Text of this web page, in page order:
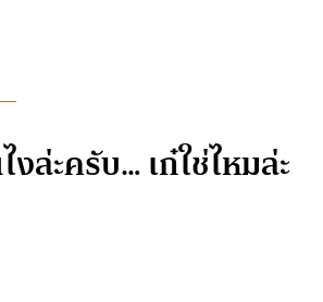
ล่ะครับ… เก๋ใช่ไหมล่ะ